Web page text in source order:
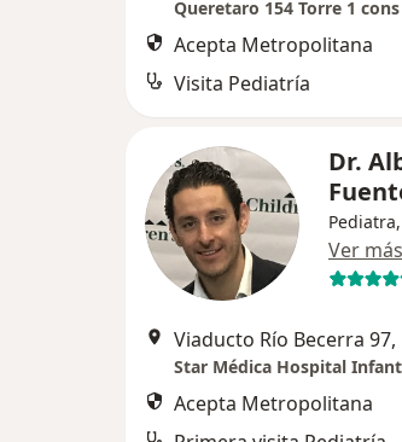
Acepta Metropolitana
Visita Pediatría
Dr.
Ver más
Viaducto Río Becerra 97,
Star Médica Hospital
Acepta Metropolitana